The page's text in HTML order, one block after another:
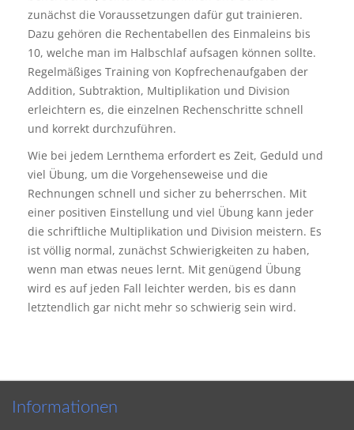
zunächst die Voraussetzungen dafür gut trainieren.
Dazu gehören die Rechentabellen des Einmaleins bis
10, welche man im Halbschlaf aufsagen können sollte.
Regelmäßiges Training von Kopfrechenaufgaben der
Addition, Subtraktion, Multiplikation und Division
erleichtern es, die einzelnen Rechenschritte schnell
und korrekt durchzuführen.
Wie bei jedem Lernthema erfordert es Zeit, Geduld und
viel Übung, um die Vorgehenseweise und die
Rechnungen schnell und sicher zu beherrschen. Mit
einer positiven Einstellung und viel Übung kann jeder
die schriftliche Multiplikation und Division meistern. Es
ist völlig normal, zunächst Schwierigkeiten zu haben,
wenn man etwas neues lernt. Mit genügend Übung
wird es auf jeden Fall leichter werden, bis es dann
letztendlich gar nicht mehr so schwierig sein wird.
Informationen